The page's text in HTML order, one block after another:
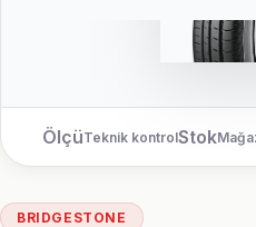
ÖlçüTeknik kontrolStok
BRIDGESTONE